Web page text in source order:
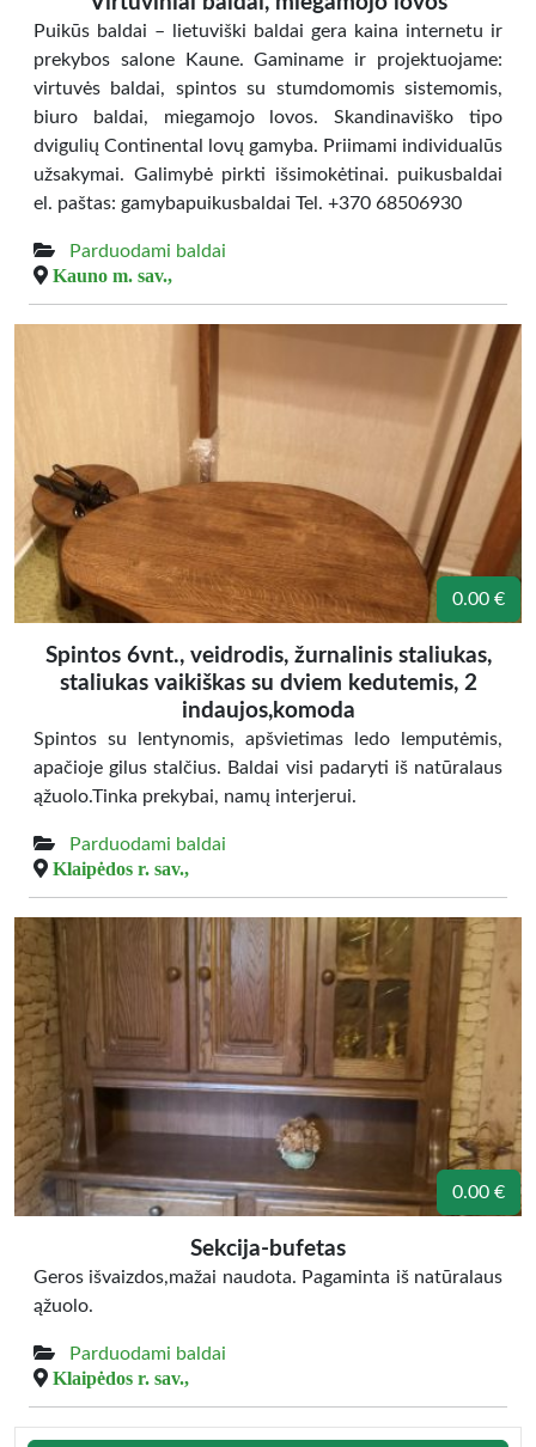
Puikūs baldai – lietuviški baldai gera kaina internetu ir
prekybos salone Kaune. Gaminame ir projektuojame:
virtuvės baldai, spintos su stumdomomis sistemomis,
biuro baldai, miegamojo lovos. Skandinaviško tipo
dvigulių Continental lovų gamyba. Priimami individualūs
užsakymai. Galimybė pirkti išsimokėtinai. puikusbaldai
el. paštas: gamybapuikusbaldai Tel. +370 68506930
Parduodami baldai
Kauno m. sav.,
0.00 €
Spintos 6vnt., veidrodis, žurnalinis staliukas,
staliukas vaikiškas su dviem kedutemis, 2
indaujos,komoda
Spintos su lentynomis, apšvietimas ledo lemputėmis,
apačioje gilus stalčius. Baldai visi padaryti iš natūralaus
ąžuolo.Tinka prekybai, namų interjerui.
Parduodami baldai
Klaipėdos r. sav.,
0.00 €
Sekcija-bufetas
Geros išvaizdos,mažai naudota. Pagaminta iš natūralaus
ąžuolo.
Parduodami baldai
Klaipėdos r. sav.,